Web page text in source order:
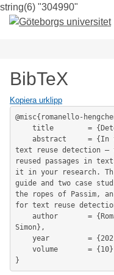
string(6) "304990"
till
BibTeX
Kopiera urklipp
@misc{romanello-
text reuse detection
reused passages in
it in your research.
guide and two case
the ropes of Passim,
for text reuse
Simon},